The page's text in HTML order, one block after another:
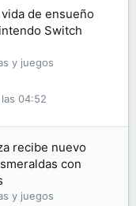
de ensueño
Switch
y juegos
04:52
recibe nuevo
con
y juegos